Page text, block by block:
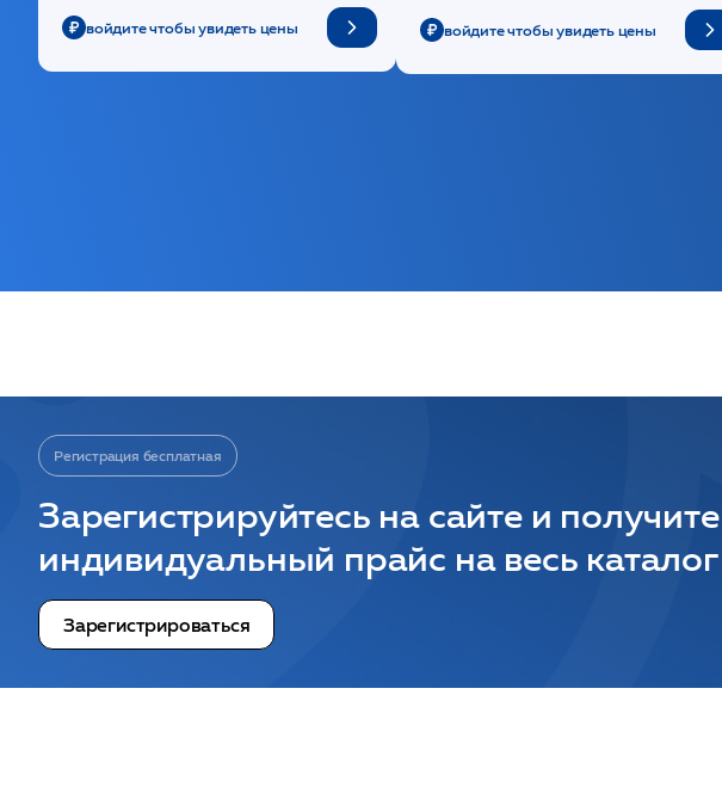
войдите чтобы увидеть цены войдите чтобы увидеть цены
Регистрация бесплатная
Зарегистрируйтесь на сайте и получите
индивидуальный прайс на весь каталог
Зарегистрироваться